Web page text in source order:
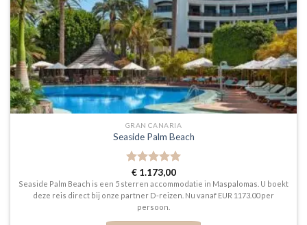
GRAN CANARIA
Seaside Palm Beach
Gewaardeerd
5uit 5
€1.173,00
Seaside Palm Beach is een 5 sterren accommodatie in Maspalomas. U boekt
deze reis direct bij onze partner D-reizen. Nu vanaf EUR 1173.00 per
persoon.